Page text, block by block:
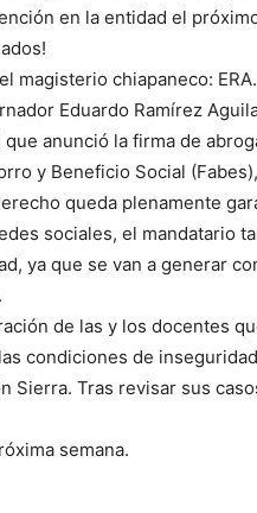
en la entidad el
magisterio chiapaneco: ERA.
Eduardo Ramírez
anunció la firma de
y Beneficio Social
queda plenamente
sociales, el mandatario
ya que se van a generar
de las y los docentes
condiciones de
Sierra. Tras revisar sus
semana.